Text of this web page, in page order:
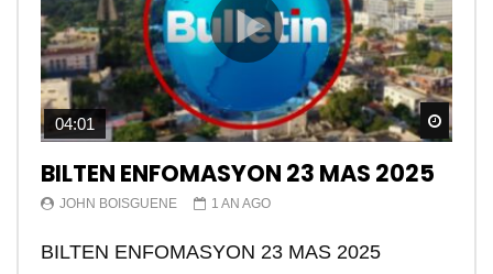
04:01
BILTEN ENFOMASYON 23 MAS 2025
JOHN BOISGUENE 1 AN AGO
BILTEN ENFOMASYON 23 MAS 2025